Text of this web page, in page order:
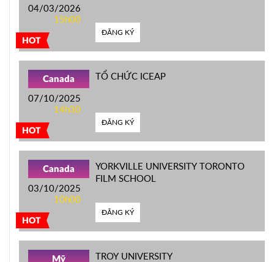
HOT
04/03/2026
15h00
ĐĂNG KÝ
HOT
Canada
07/10/2025
14h30
TỔ CHỨC ICEAP
ĐĂNG KÝ
HOT
Canada
03/10/2025
10h00
YORKVILLE UNIVERSITY TORONTO
FILM SCHOOL
ĐĂNG KÝ
Mỹ TROY UNIVERSITY